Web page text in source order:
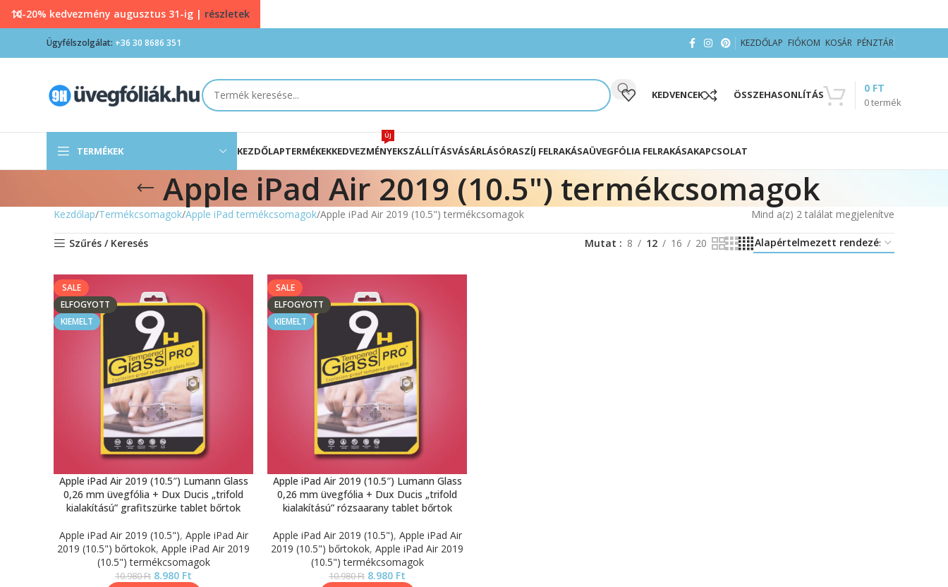
Ügyfélszolgálat: +36 30 8686 351 KEZDŐLAP FIÓKOM KOSÁR PÉNZTÁR
KEDVENCEK ÖSSZEHASONLÍTÁS
0termék
0 FT
TERMÉKEK KEZDŐLAPTERMÉKEKKEDVEZMÉNYEK
ÚJ
SZÁLLÍTÁSVÁSÁRLÁSÓRASZÍJ FELRAKÁSAÜVEGFÓLIA FELRAKÁSAKAPCSOLAT
Apple iPad Air 2019 (10.5") termékcsomagok
Kezdőlap Termékcsomagok Apple iPad termékcsomagok Apple iPad Air 2019 (10.5") termékcsomagok Mind a(z) 2 találat megjelenítve
Szűrés / Keresés Mutat 8 12 16 20
SALE
ELFOGYOTT
KIEMELT
Apple iPad Air 2019 (10.5″) Lumann Glass
0,26 mm üvegfólia + Dux Ducis „trifold
kialakítású” grafitszürke tablet bőrtok
Apple iPad Air 2019 (10.5"), Apple iPad Air
2019 (10.5") bőrtokok, Apple iPad Air 2019
(10.5") termékcsomagok
10.980Ft 8.980 Ft
SALE
ELFOGYOTT
KIEMELT
Apple iPad Air 2019 (10.5″) Lumann Glass
0,26 mm üvegfólia + Dux Ducis „trifold
kialakítású” rózsaarany tablet bőrtok
Apple iPad Air 2019 (10.5"), Apple iPad Air
2019 (10.5") bőrtokok, Apple iPad Air 2019
(10.5") termékcsomagok
10.980Ft 8.980 Ft
10-20% kedvezmény augusztus 31-ig | részletek